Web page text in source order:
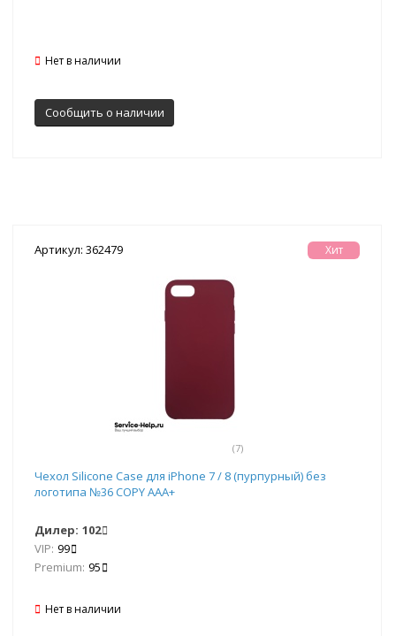
Нет в наличии
Сообщить о наличии
Артикул: 362479
(7)
Хит
Чехол Silicone Case для iPhone 7 / 8 (пурпурный) без
логотипа №36 COPY AAA+
Дилер: 102
VIP: 99
Premium: 95
Нет в наличии